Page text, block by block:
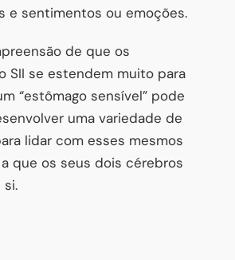
e sentimentos ou emoções.
de que os
SII se estendem muito para
“estômago sensível” pode
uma variedade de
lidar com esses mesmos
que os seus dois cérebros
si.